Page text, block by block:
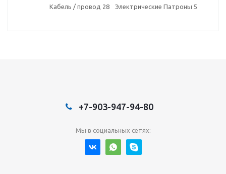
Кабель / провод 28 Электрические Патроны 5
+7-903-947-94-80
Мы в социальных сетях: